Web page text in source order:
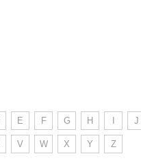
E F G H J
V W X Y Z